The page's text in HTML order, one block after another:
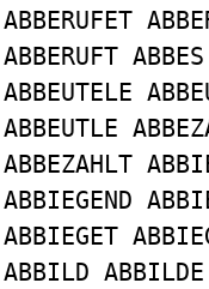
ABBERUFET
ABBERUFT
ABBEUTELE
ABBEUTLE
ABBEZAHLT
ABBIEGEND
ABBIEGET
ABBILD